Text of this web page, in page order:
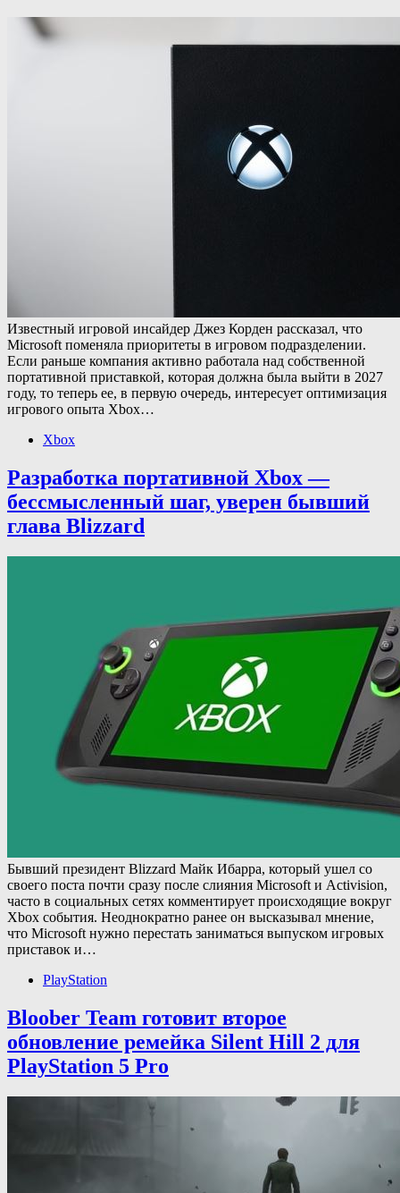
Известный игровой инсайдер Джез Корден рассказал, что
Microsoft поменяла приоритеты в игровом подразделении.
Если раньше компания активно работала над собственной
портативной приставкой, которая должна была выйти в 2027
году, то теперь ее, в первую очередь, интересует оптимизация
игрового опыта Xbox…
Xbox
Разработка портативной Xbox —
бессмысленный шаг, уверен бывший
глава Blizzard
Бывший президент Blizzard Майк Ибарра, который ушел со
своего поста почти сразу после слияния Microsoft и Activision,
часто в социальных сетях комментирует происходящие вокруг
Xbox события. Неоднократно ранее он высказывал мнение,
что Microsoft нужно перестать заниматься выпуском игровых
приставок и…
PlayStation
Bloober Team готовит второе
обновление ремейка Silent Hill 2 для
PlayStation 5 Pro